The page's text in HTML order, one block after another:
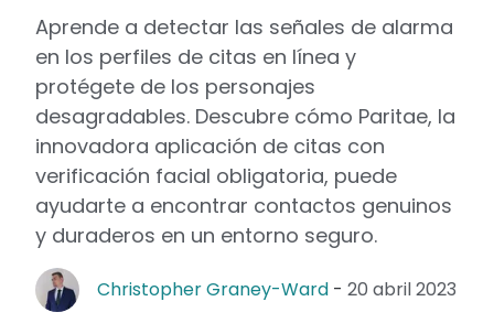
Aprende a detectar las señales de alarma
en los perfiles de citas en línea y
protégete de los personajes
desagradables. Descubre cómo Paritae, la
innovadora aplicación de citas con
verificación facial obligatoria, puede
ayudarte a encontrar contactos genuinos
y duraderos en un entorno seguro.
Christopher Graney-Ward - 20 abril 2023